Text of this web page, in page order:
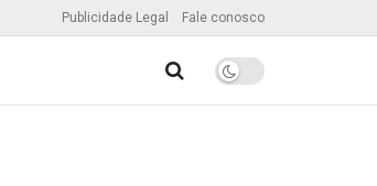
Publicidade Legal Fale conosco